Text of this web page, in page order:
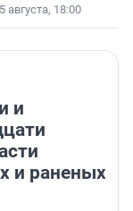
5 августа, 18:00
и
и раненых